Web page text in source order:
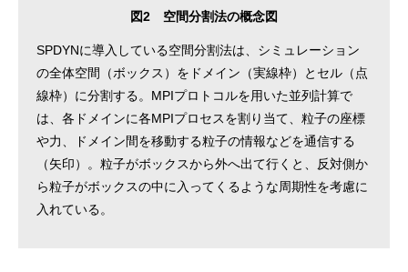
図2 空間分割法の概念図
SPDYNに導入している空間分割法は、シミュレーション
の全体空間（ボックス）をドメイン（実線枠）とセル（点
線枠）に分割する。MPIプロトコルを用いた並列計算で
は、各ドメインに各MPIプロセスを割り当て、粒子の座標
や力、ドメイン間を移動する粒子の情報などを通信する
（矢印）。粒子がボックスから外へ出て行くと、反対側か
ら粒子がボックスの中に入ってくるような周期性を考慮に
入れている。